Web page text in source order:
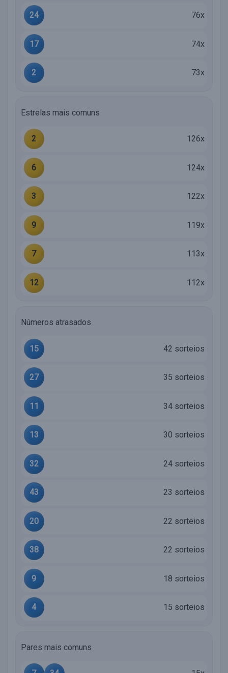
24 76x
17 74x
2 73x
Estrelas mais comuns
2 126x
6 124x
3 122x
9 119x
7 113x
12 112x
Números atrasados
15 42 sorteios
27 35 sorteios
11 34 sorteios
13 30 sorteios
32 24 sorteios
43 23 sorteios
20 22 sorteios
38 22 sorteios
9 18 sorteios
4 15 sorteios
Pares mais comuns